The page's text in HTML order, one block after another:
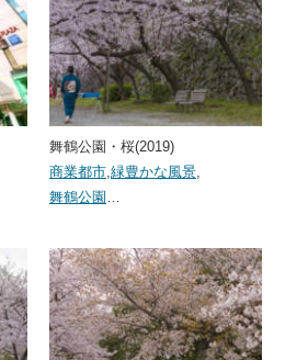
舞鶴公園・桜(2019)
商業都市,緑豊かな風景,
舞鶴公園 …